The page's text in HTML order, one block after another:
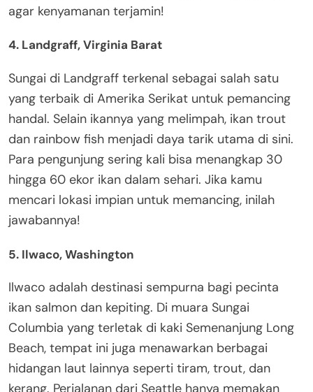
agar kenyamanan terjamin!
4. Landgraff, Virginia Barat
Sungai di Landgraff terkenal sebagai salah satu
yang terbaik di Amerika Serikat untuk pemancing
handal. Selain ikannya yang melimpah, ikan trout
dan rainbow fish menjadi daya tarik utama di sini.
Para pengunjung sering kali bisa menangkap 30
hingga 60 ekor ikan dalam sehari. Jika kamu
mencari lokasi impian untuk memancing, inilah
jawabannya!
5. Ilwaco, Washington
Ilwaco adalah destinasi sempurna bagi pecinta
ikan salmon dan kepiting. Di muara Sungai
Columbia yang terletak di kaki Semenanjung Long
Beach, tempat ini juga menawarkan berbagai
hidangan laut lainnya seperti tiram, trout, dan